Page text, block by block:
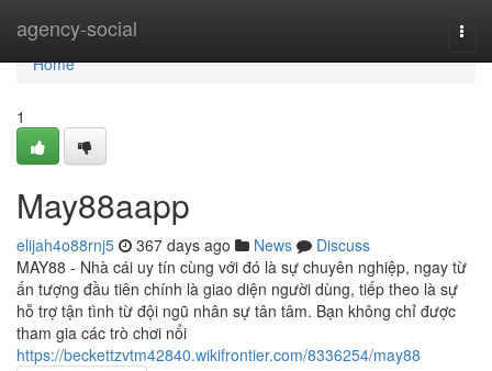
agency-social
Home
Home
1
May88aapp
elijah4o88rnj5 367 days ago News
Discuss
MAY88 - Nhà cái uy tín cùng với đó là sự chuyên nghiệp, ngay từ
ấn tượng đầu tiên chính là giao diện người dùng, tiếp theo là sự
hỗ trợ tận tình từ đội ngũ nhân sự tân tâm. Bạn không chỉ được
tham gia các trò chơi nổi
https://beckettzvtm42840.wikifrontier.com/8336254/may88